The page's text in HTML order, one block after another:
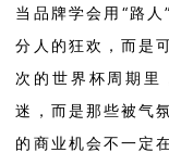
当品牌学会用 “路人
分人的狂欢，而是
次的世界杯周期里
迷，而是那些被气
的商业机会不一定